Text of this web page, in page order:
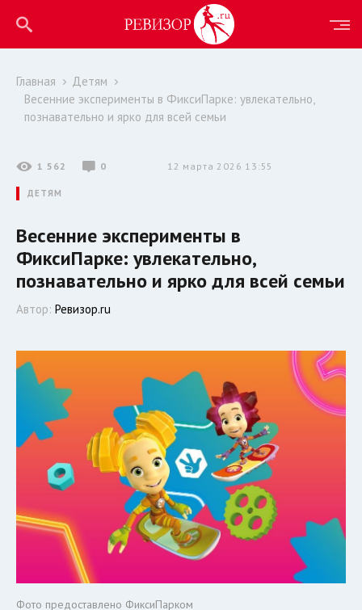
Главная
Детям
Весенние эксперименты в ФиксиПарке: увлекательно,
познавательно и ярко для всей семьи
1 562 0 12 марта 2026 13:55
ДЕТЯМ
Весенние эксперименты в
ФиксиПарке: увлекательно,
познавательно и ярко для всей семьи
Автор: Ревизор.ru
Фото предоставлено ФиксиПарком